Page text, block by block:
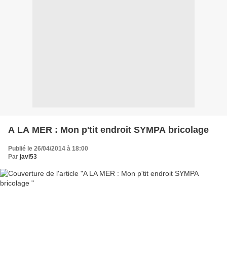
A LA MER : Mon p'tit endroit SYMPA bricolage
Publié le 26/04/2014 à 18:00
Par javi53